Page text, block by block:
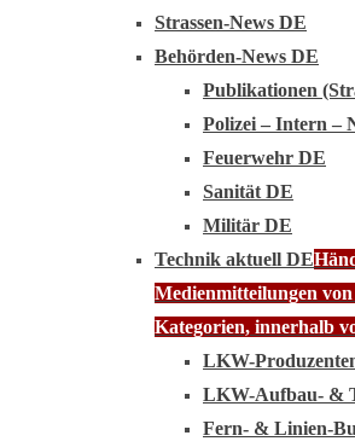
Strassen-News DE
Behörden-News DE
Publikationen
Polizei – Intern –
Feuerwehr DE
Sanität DE
Militär DE
Technik aktuell DE
Medienmitteilungen
Kategorien, innerhalb
LKW-
LKW-Aufbau- &
Fern- & Linien-